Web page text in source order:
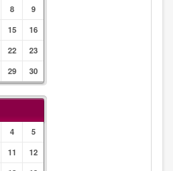
8
9
15
16
22
23
29 30
4
5
11
12